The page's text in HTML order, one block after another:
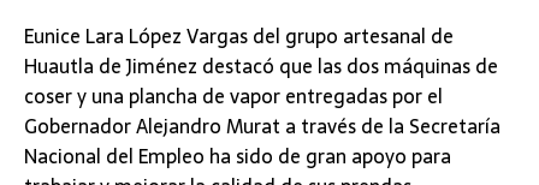
Eunice Lara López Vargas del grupo artesanal de
Huautla de Jiménez destacó que las dos máquinas de
coser y una plancha de vapor entregadas por el
Gobernador Alejandro Murat a través de la Secretaría
Nacional del Empleo ha sido de gran apoyo para